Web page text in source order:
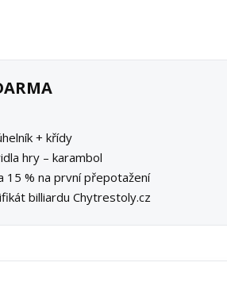
+ křídy
hry – karambol
15 % na první přepotažení
billiardu Chytrestoly.cz